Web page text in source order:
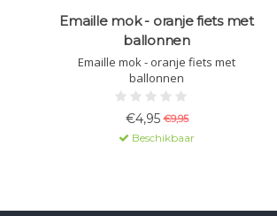
Emaille mok - oranje fiets met
ballonnen
Emaille mok - oranje fiets met
ballonnen
€4,95 €9,95
Beschikbaar